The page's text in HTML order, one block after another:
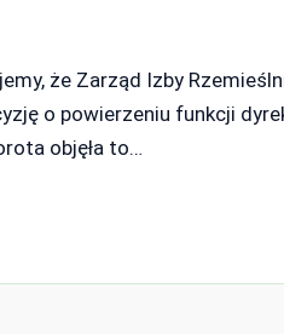
że Zarząd Izby
o powierzeniu funkcji
objęła to…